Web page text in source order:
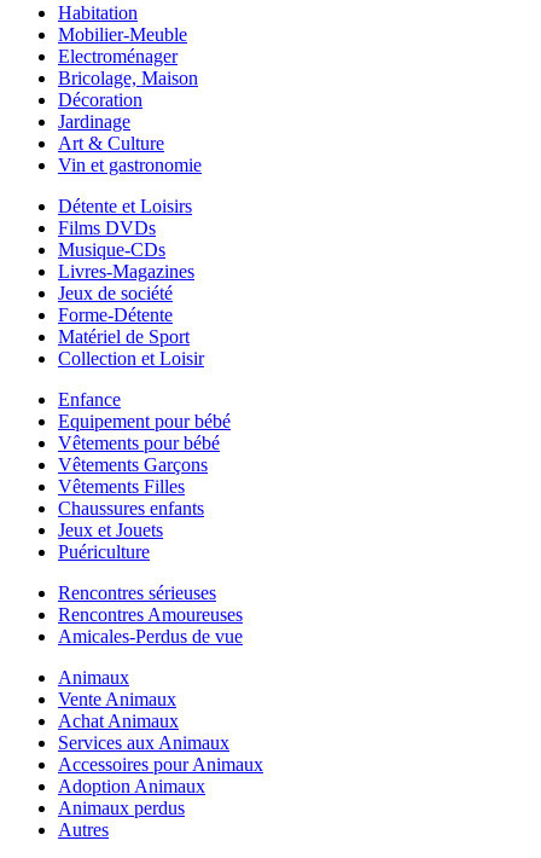
Habitation
Mobilier-Meuble
Electroménager
Bricolage, Maison
Décoration
Jardinage
Art & Culture
Vin et gastronomie
Détente et Loisirs
Films DVDs
Musique-CDs
Livres-Magazines
Jeux de société
Forme-Détente
Matériel de Sport
Collection et Loisir
Enfance
Equipement pour bébé
Vêtements pour bébé
Vêtements Garçons
Vêtements Filles
Chaussures enfants
Jeux et Jouets
Puériculture
Rencontres sérieuses
Rencontres Amoureuses
Amicales-Perdus de vue
Animaux
Vente Animaux
Achat Animaux
Services aux Animaux
Accessoires pour Animaux
Adoption Animaux
Animaux perdus
Autres